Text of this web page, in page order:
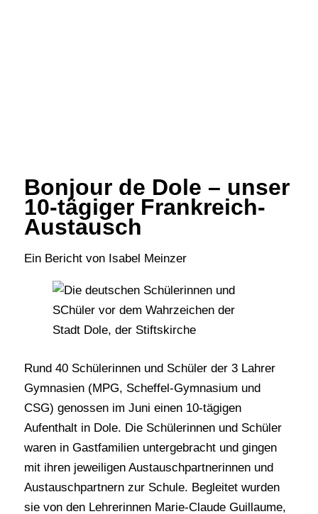
Bonjour de Dole – unser
10-tägiger Frankreich-
Austausch
Ein Bericht von Isabel Meinzer
Rund 40 Schülerinnen und Schüler der 3 Lahrer
Gymnasien (MPG, Scheffel-Gymnasium und
CSG) genossen im Juni einen 10-tägigen
Aufenthalt in Dole. Die Schülerinnen und Schüler
waren in Gastfamilien untergebracht und gingen
mit ihren jeweiligen Austauschpartnerinnen und
Austauschpartnern zur Schule. Begleitet wurden
sie von den Lehrerinnen Marie-Claude Guillaume,